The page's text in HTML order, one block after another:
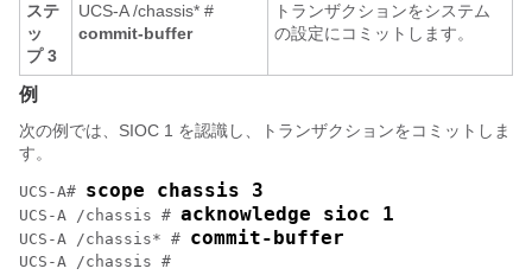
ステ
ッ
プ 3
UCS-A /chassis* #
commit-buffer
トランザクションをシステム
の設定にコミットします。
例
次の例では、SIOC 1 を認識し、トランザクションをコミットしま
す。
UCS-A# scope chassis 3
UCS-A /chassis # acknowledge sioc 1
UCS-A /chassis* # commit-buffer
UCS-A /chassis #